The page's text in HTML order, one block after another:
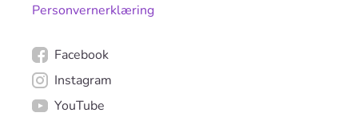
Personvernerklæring
Facebook
Instagram
YouTube